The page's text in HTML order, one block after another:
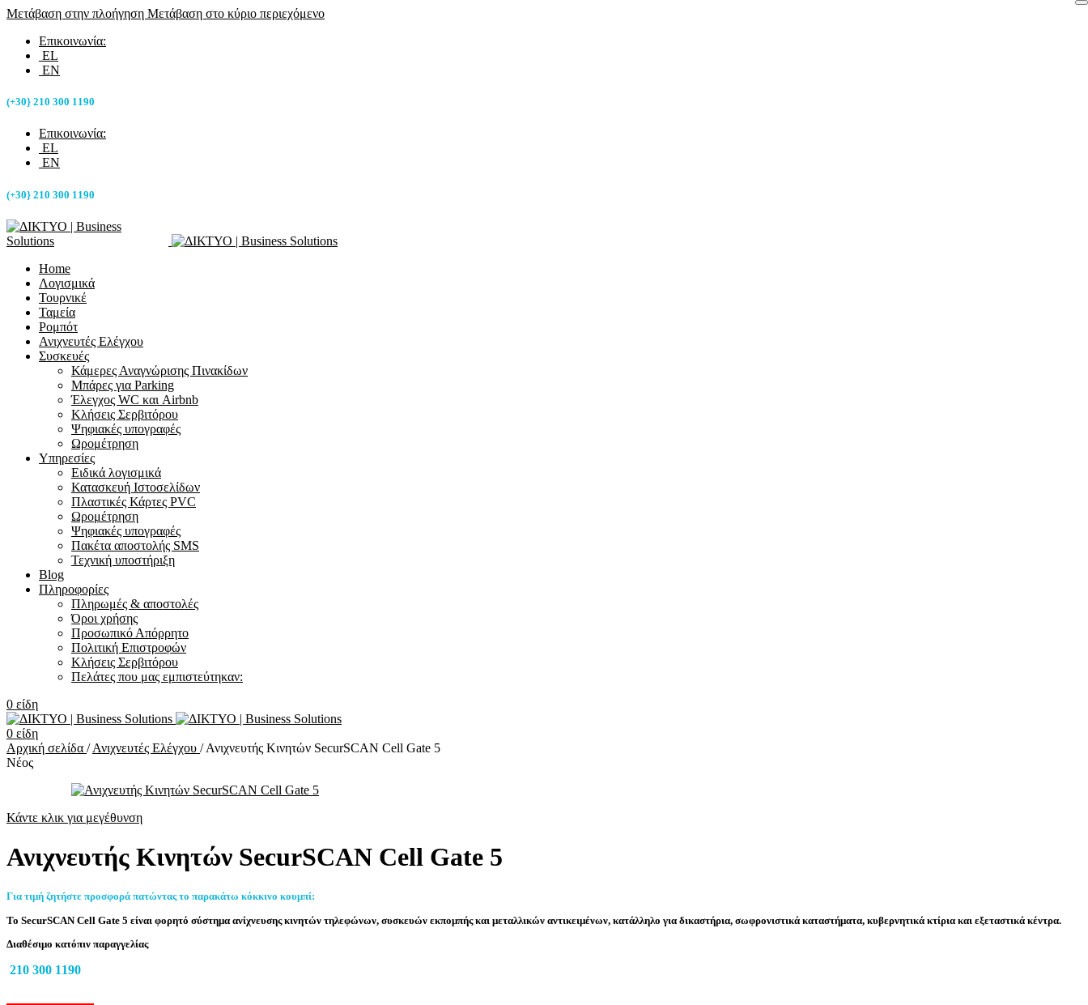
Μετάβαση στην πλοήγηση Μετάβαση στο κύριο περιεχόμενο
Επικοινωνία:
EL
EN
(+30} 210 300 1190
Επικοινωνία:
EL
EN
(+30} 210 300 1190
Home
Λογισμικά
Τουρνικέ
Ταμεία
Ρομπότ
Ανιχνευτές Ελέγχου
Συσκευές
Κάμερες Αναγνώρισης Πινακίδων
Μπάρες για Parking
Έλεγχος WC και Airbnb
Κλήσεις Σερβιτόρου
Ψηφιακές υπογραφές
Ωρομέτρηση
Υπηρεσίες
Ειδικά λογισμικά
Κατασκευή Ιστοσελίδων
Πλαστικές Κάρτες PVC
Ωρομέτρηση
Ψηφιακές υπογραφές
Πακέτα αποστολής SMS
Τεχνική υποστήριξη
Blog
Πληροφορίες
Πληρωμές & αποστολές
Όροι χρήσης
Προσωπικό Απόρρητο
Πολιτική Επιστροφών
Κλήσεις Σερβιτόρου
Πελάτες που μας εμπιστεύτηκαν:
0 είδη
0 είδη
Αρχική σελίδα / Ανιχνευτές Ελέγχου / Ανιχνευτής Κινητών SecurSCAN Cell Gate 5
Νέος
Κάντε κλικ για μεγέθυνση
Ανιχνευτής Κινητών SecurSCAN Cell Gate 5
Για τιμή ζητήστε προσφορά πατώντας το παρακάτω κόκκινο κουμπί:
Το SecurSCAN Cell Gate 5 είναι φορητό σύστημα ανίχνευσης κινητών τηλεφώνων, συσκευών εκπομπής και μεταλλικών αντικειμένων, κατάλληλο για δικαστήρια, σωφρονιστικά καταστήματα, κυβερνητικά κτίρια και εξεταστικά κέντρα.
Διαθέσιμο κατόπιν παραγγελίας
210 300 1190